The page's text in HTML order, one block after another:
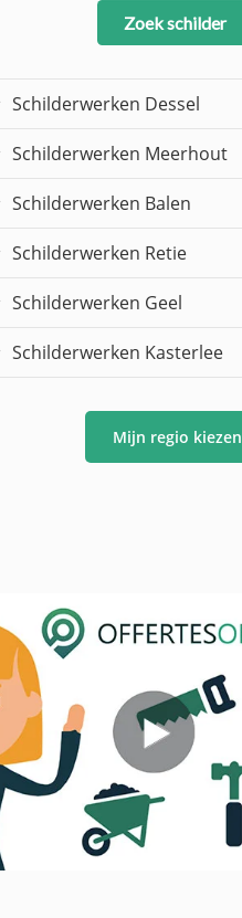
Zoek schilder
Schilderwerken Dessel
Schilderwerken Meerhout
Schilderwerken Balen
Schilderwerken Retie
Schilderwerken Geel
Schilderwerken Kasterlee
Mijn regio kiezen